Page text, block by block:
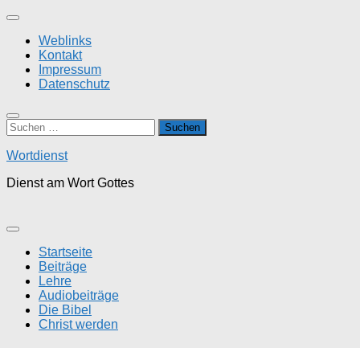
Zum
springenWeblinks
Kontakt
Impressum
Datenschutz
Suchen
nach:
Wortdienst
Dienst am Wort Gottes
Startseite
Beiträge
Lehre
Audiobeiträge
Die Bibel
Christ werden